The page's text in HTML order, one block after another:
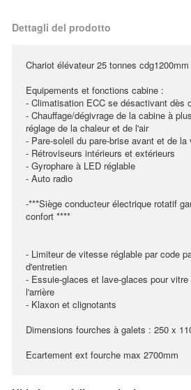
Dettagli del prodotto
Chariot élévateur 25 tonnes cdg1200mm
Equipements et fonctions cabine :
- Climatisation ECC se désactivant dès
- Chauffage/dégivrage de la cabine à
réglage de la chaleur et de l'air
- Pare-soleil du pare-brise avant et de la
- Rétroviseurs intérieurs et extérieurs
- Gyrophare à LED réglable
- Auto radio
-***Siège conducteur électrique rotatif
confort ****
- Limiteur de vitesse réglable par code
d'entretien
- Essuie-glaces et lave-glaces pour
l'arrière
- Klaxon et clignotants
Dimensions fourches à galets : 250 x
Ecartement ext fourche max 2700mm